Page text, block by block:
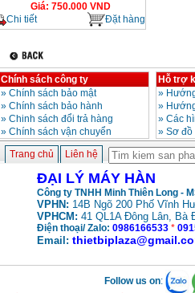
Giá: 750.000VND
Chi tiết
Đặt hàng
Chính sách công ty
» Chính sách bảo mật
» Chính sách bảo hành
» Chinh sách đổi trả hàng
» Chính sách vận chuyển
Hỗ trợ
»
»
» Các
» Sơ
Trang chủ Liên hệ
ĐẠI LÝ MÁY HÀN
Công ty TNHH Minh Thiên Long -
VPHN: 14B Ngõ 200 Phố Vĩnh
VPHCM: 41 QL1A Đông Lân, Bà
Điện thoại/ Zalo: 0986166533 *
Email:
Follow us on: